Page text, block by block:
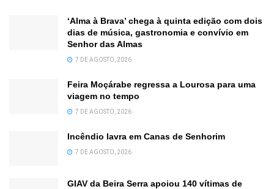
‘Alma à Brava’ chega à quinta edição com dois
dias de música, gastronomia e convívio em
Senhor das Almas
7 DE AGOSTO, 2026
Feira Moçárabe regressa a Lourosa para uma
viagem no tempo
7 DE AGOSTO, 2026
Incêndio lavra em Canas de Senhorim
7 DE AGOSTO, 2026
GIAV da Beira Serra apoiou 140 vítimas de